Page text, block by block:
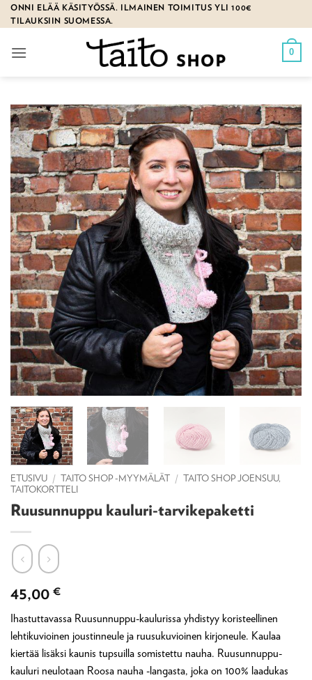
Skip
to
ONNI ELÄÄ KÄSITYÖSSÄ. ILMAINEN TOIMITUS YLI 100€
TILAUKSIIN SUOMESSA.
0
ETUSIVU / TAITO SHOP -MYYMÄLÄT / TAITO SHOP JOENSUU,
TAITOKORTTELI
Ruusunnuppu kauluri-tarvikepaketti
45,00 €
Ihastuttavassa Ruusunnuppu-kaulurissa yhdistyy koristeellinen
lehtikuvioinen joustinneule ja ruusukuvioinen kirjoneule. Kaulaa
kiertää lisäksi kaunis tupsuilla somistettu nauha. Ruusunnuppu-
kauluri neulotaan Roosa nauha -langasta, joka on 100% laadukas